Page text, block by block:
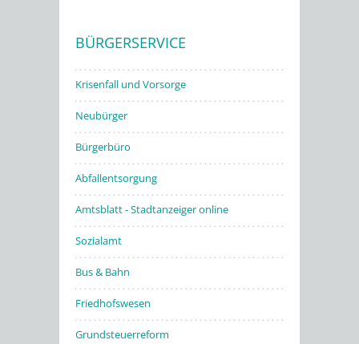
BÜRGERSERVICE
Krisenfall und Vorsorge
Neubürger
Bürgerbüro
Abfallentsorgung
Amtsblatt - Stadtanzeiger online
Sozialamt
Bus & Bahn
Friedhofswesen
Grundsteuerreform